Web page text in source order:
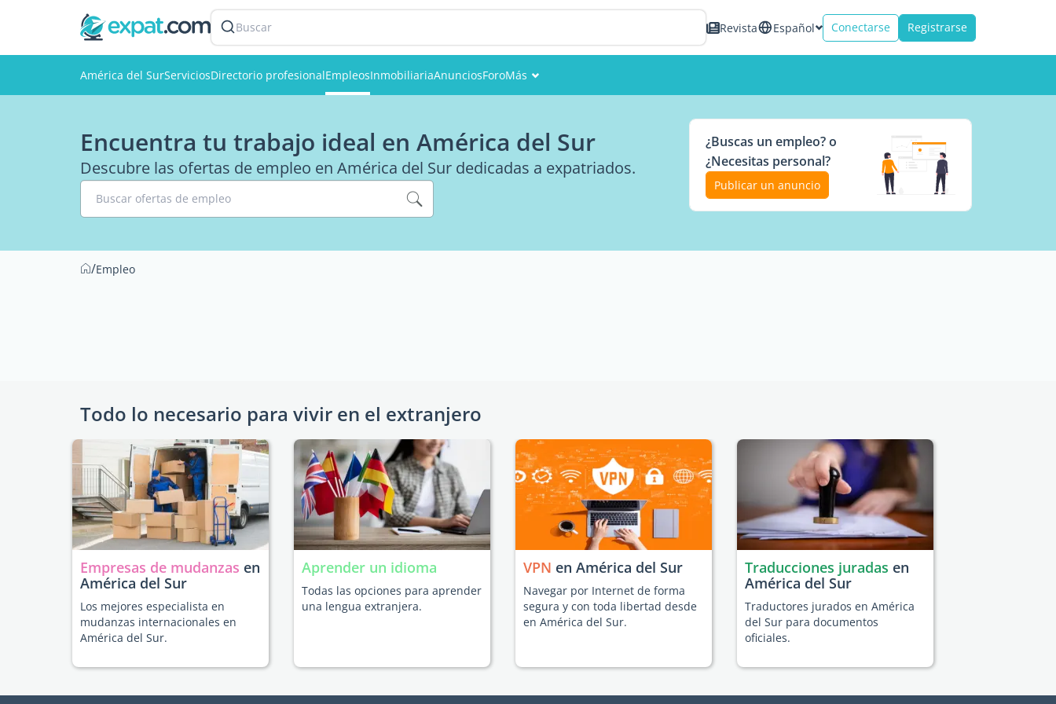
Buscar Revista Español Conectarse Registrarse
América del SurServiciosDirectorio profesionalEmpleosInmobiliariaAnunciosForoMás
Miembros
Encuentra tu trabajo ideal en América del Sur
Descubre las ofertas de empleo en América del Sur dedicadas a expatriados.
Buscar ofertas de empleo
¿Buscas un empleo? o
¿Necesitas personal?
Publicar un anuncio
/Empleo
Todo lo necesario para vivir en el extranjero
Empresas de mudanzas en
América del Sur
Los mejores especialista en
mudanzas internacionales en
América del Sur.
Aprender un idioma
Todas las opciones para aprender
una lengua extranjera.
VPN en América del Sur
Navegar por Internet de forma
segura y con toda libertad desde
en América del Sur.
Traducciones juradas en
América del Sur
Traductores jurados en América
del Sur para documentos
oficiales.